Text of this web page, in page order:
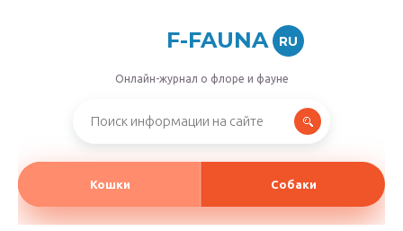
F-FAUNA RU
Онлайн-журнал о флоре и фауне
Кошки Собаки